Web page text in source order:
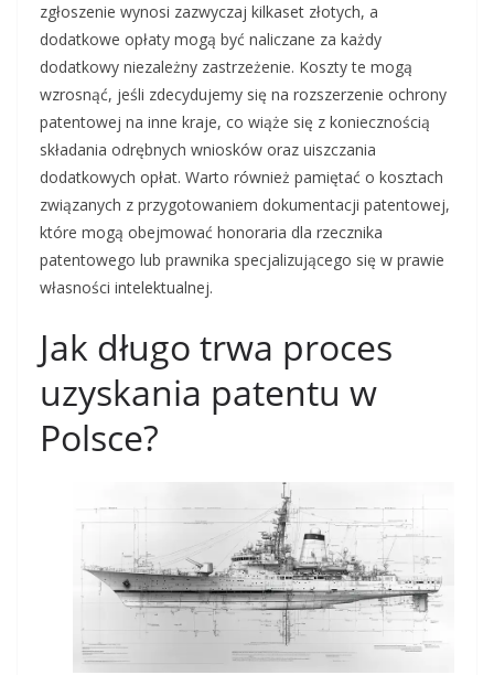
zgłoszenie wynosi zazwyczaj kilkaset złotych, a
dodatkowe opłaty mogą być naliczane za każdy
dodatkowy niezależny zastrzeżenie. Koszty te mogą
wzrosnąć, jeśli zdecydujemy się na rozszerzenie ochrony
patentowej na inne kraje, co wiąże się z koniecznością
składania odrębnych wniosków oraz uiszczania
dodatkowych opłat. Warto również pamiętać o kosztach
związanych z przygotowaniem dokumentacji patentowej,
które mogą obejmować honoraria dla rzecznika
patentowego lub prawnika specjalizującego się w prawie
własności intelektualnej.
Jak długo trwa proces
uzyskania patentu w
Polsce?